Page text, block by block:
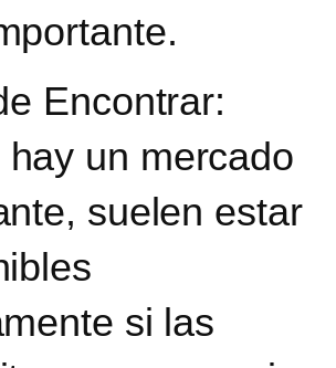
Encontrar:
un mercado
suelen estar
si las